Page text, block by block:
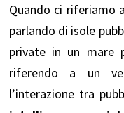
Quando ci riferiamo
parlando di isole
private in un mare
riferendo a un
l’interazione tra